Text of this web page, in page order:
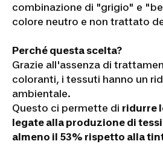
combinazione di "grigio" e
colore neutro e non trattato
Perché questa scelta?
Grazie all'assenza di
coloranti, i tessuti hanno un
ambientale.
Questo ci permette di ridurre
legate alla produzione di
almeno il 53% rispetto alla